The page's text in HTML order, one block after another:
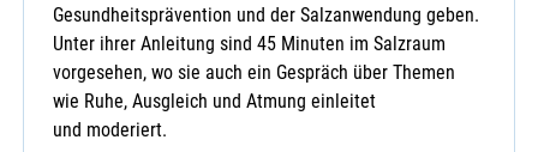
Gesundheitsprävention und der Salzanwendung geben.
Unter ihrer Anleitung sind 45 Minuten im Salzraum
vorgesehen, wo sie auch ein Gespräch über Themen
wie Ruhe, Ausgleich und Atmung einleitet
und moderiert.